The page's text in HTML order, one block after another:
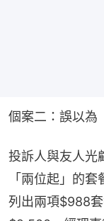
個案二：誤以為
投訴人與友人光
「兩位起」的
列出兩項$988